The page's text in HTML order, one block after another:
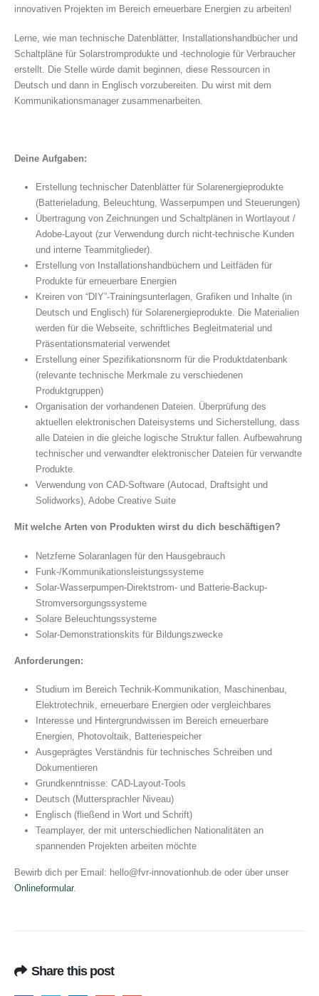
innovativen Projekten im Bereich erneuerbare Energien zu arbeiten!
Lerne, wie man technische Datenblätter, Installationshandbücher und
Schaltpläne für Solarstromprodukte und -technologie für Verbraucher
erstellt. Die Stelle würde damit beginnen, diese Ressourcen in
Deutsch und dann in Englisch vorzubereiten. Du wirst mit dem
Kommunikationsmanager zusammenarbeiten.
Deine Aufgaben:
Erstellung technischer Datenblätter für Solarenergieprodukte
(Batterieladung, Beleuchtung, Wasserpumpen und Steuerungen)
Übertragung von Zeichnungen und Schaltplänen in Wortlayout /
Adobe-Layout (zur Verwendung durch nicht-technische Kunden
und interne Teammitglieder).
Erstellung von Installationshandbüchern und Leitfäden für
Produkte für erneuerbare Energien
Kreiren von “DIY”-Trainingsunterlagen, Grafiken und Inhalte (in
Deutsch und Englisch) für Solarenergieprodukte. Die Materialien
werden für die Webseite, schriftliches Begleitmaterial und
Präsentationsmaterial verwendet
Erstellung einer Spezifikationsnorm für die Produktdatenbank
(relevante technische Merkmale zu verschiedenen
Produktgruppen)
Organisation der vorhandenen Dateien. Überprüfung des
aktuellen elektronischen Dateisystems und Sicherstellung, dass
alle Dateien in die gleiche logische Struktur fallen. Aufbewahrung
technischer und verwandter elektronischer Dateien für verwandte
Produkte.
Verwendung von CAD-Software (Autocad, Draftsight und
Solidworks), Adobe Creative Suite
Mit welche Arten von Produkten wirst du dich beschäftigen?
Netzferne Solaranlagen für den Hausgebrauch
Funk-/Kommunikationsleistungssysteme
Solar-Wasserpumpen-Direktstrom- und Batterie-Backup-
Stromversorgungssysteme
Solare Beleuchtungssysteme
Solar-Demonstrationskits für Bildungszwecke
Anforderungen:
Studium im Bereich Technik-Kommunikation, Maschinenbau,
Elektrotechnik, erneuerbare Energien oder vergleichbares
Interesse und Hintergrundwissen im Bereich erneuerbare
Energien, Photovoltaik, Batteriespeicher
Ausgeprägtes Verständnis für technisches Schreiben und
Dokumentieren
Grundkenntnisse: CAD-Layout-Tools
Deutsch (Muttersprachler Niveau)
Englisch (fließend in Wort und Schrift)
Teamplayer, der mit unterschiedlichen Nationalitäten an
spannenden Projekten arbeiten möchte
Bewirb dich per Email: hello@fvr-innovationhub.de oder über unser
Onlineformular.
Share this post